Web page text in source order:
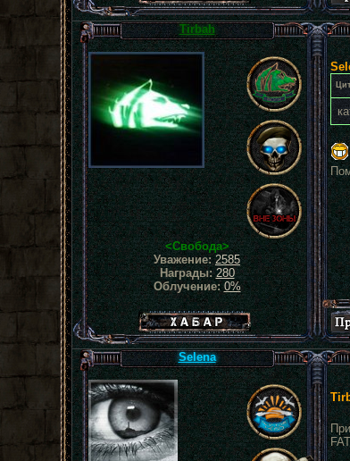
Tirbah
<Свобода>
Уважение:2585
Награды:280
Облучение:0%
Хабар сталкера
Selena